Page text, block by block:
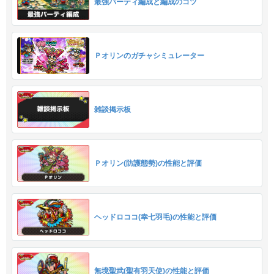
最強パーティ編成と編成のコツ
Ｐオリンのガチャシミュレーター
雑談掲示板
Ｐオリン(防護態勢)の性能と評価
ヘッドロココ(幸七羽毛)の性能と評価
無境聖武(聖有羽天使)の性能と評価